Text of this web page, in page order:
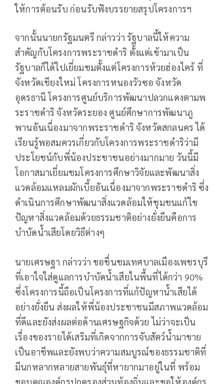
ให้การต้อนรับ ก่อนรับฟังบรรยายสรุปโครงการฯ
จากนั้นนายกรัฐมนตรี กล่าวว่า รัฐบาลนี้ให้ความ
สำคัญกับโครงการพระราชดำริ ตั้งแต่เข้ามาเป็น
รัฐบาลก็ได้ไปเยี่ยมชมตั้งแต่โครงการห้วยฮ่องไคร้ ที่
จังหวัดเชียงใหม่ โครงการหนองวัวซอ จังหวัด
อุดรธานี โครงการศูนย์บริการพัฒนาปลวกแดงตามพ
ระราชดำริ จังหวัดระยอง ศูนย์ศึกษาการพัฒนาภู
พานอันเนื่องมาจากพระราชดำริ จังหวัดสกลนคร ได้
เรียนรู้พอสมควรเกี่ยวกับโครงการพระราชดำริว่ามี
ประโยชน์กับพี่น้องประชาชนอย่างมากมาย วันนี้มี
โอกาสมาเยี่ยมชมโครงการศึกษาวิจัยและพัฒนาสิ่ง
แวดล้อมแหลมผักเบี้ยอันเนื่องมาจากพระราชดำริ ซึ่ง
ดำเนินการศึกษาพัฒนาสิ่งแวดล้อมให้ชุมชนแก้ไข
ปัญหาสิ่งแวดล้อมด้วยธรรมชาติอย่างยั่งยืนคือการ
บำบัดน้ำเสียโดยวิธีต่างๆ
นายเศรษฐา กล่าวว่า ขอชื่นชมเทศบาลเมืองเพชรบุรี
ที่เอาใจใส่ดูแลการบำบัดน้ำเสียในพื้นที่ได้กว่า 90%
ซึ่งโครงการนี้ถือเป็นโครงการที่แก้ปัญหาน้ำเสียได้
อย่างยั่งยืน ส่งผลให้พี่น้องประชาชนมีสภาพแวดล้อม
ที่ดีและยังส่งผลต่อด้านเศรษฐกิจด้วย ไม่ว่าจะเป็น
เรื่องของรายได้เสริมที่เกิดจากการจับสัตว์น้ำมาขาย
เป็นอาชีพและยังพบว่าความสมบูรณ์ของธรรมชาติที่
มีนกหลากหลายสายพันธุ์ที่หายากมาอยู่ในที่ พร้อม